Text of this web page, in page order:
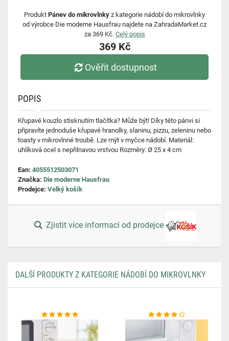
Produkt Pánev do mikrovlnky z kategorie nádobí do mikrovlnky
od výrobce Die moderne Hausfrau najdete na ZahradaMarket.cz
za 369 Kč. Celý popis
369 Kč
Ověřit dostupnost
POPIS
Křupavé kouzlo stisknutím tlačítka? Může být! Díky této pánvi si
připravíte jednoduše křupavé hranolky, slaninu, pizzu, zeleninu nebo
toasty v mikrovlnné troubě. Lze mýt v myčce nádobí. Materiál:
uhlíková ocel s nepřilnavou vrstvou Rozměry: Ø 25 x 4 cm
Ean: 4055512503071
Značka: Die moderne Hausfrau
Prodejce: Velký košík
Zjistit více informací od prodejce
DALŠÍ PRODUKTY Z KATEGORIE NÁDOBÍ DO MIKROVLNKY